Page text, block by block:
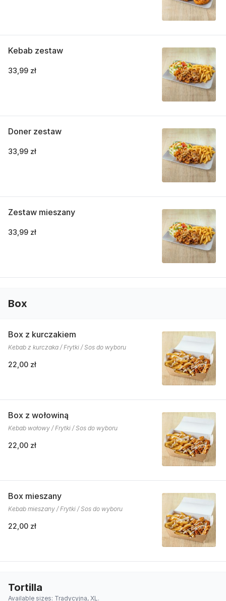
Kebab zestaw
33,99 zł
Doner zestaw
33,99 zł
Zestaw mieszany
33,99 zł
Box
Box z kurczakiem
Kebab z kurczaka / Frytki / Sos do wyboru
22,00 zł
Box z wołowiną
Kebab wołowy / Frytki / Sos do wyboru
22,00 zł
Box mieszany
Kebab mieszany / Frytki / Sos do wyboru
22,00 zł
Tortilla
Available sizes: Tradycyjna, XL.